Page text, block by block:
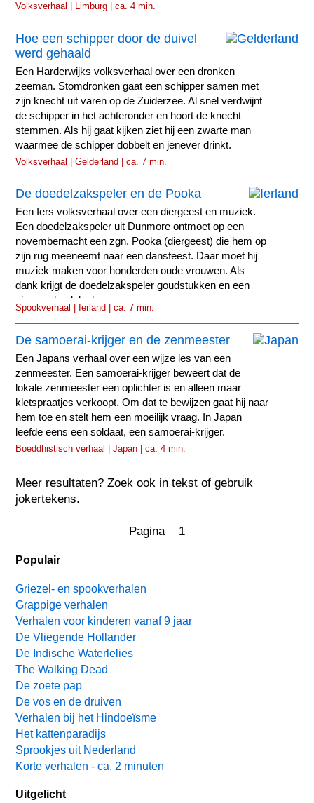
Volksverhaal | Limburg | ca. 4 min.
Hoe een schipper door de duivel
werd gehaald
Een Harderwijks volksverhaal over een dronken
zeeman. Stomdronken gaat een schipper samen met
zijn knecht uit varen op de Zuiderzee. Al snel verdwijnt
de schipper in het achteronder en hoort de knecht
stemmen. Als hij gaat kijken ziet hij een zwarte man
waarmee de schipper dobbelt en jenever drinkt.
Volksverhaal | Gelderland | ca. 7 min.
De doedelzakspeler en de Pooka
Een Iers volksverhaal over een diergeest en muziek.
Een doedelzakspeler uit Dunmore ontmoet op een
novembernacht een zgn. Pooka (diergeest) die hem op
zijn rug meeneemt naar een dansfeest. Daar moet hij
muziek maken voor honderden oude vrouwen. Als
dank krijgt de doedelzakspeler goudstukken en een
nieuwe doedelzak.
Spookverhaal | Ierland | ca. 7 min.
De samoerai-krijger en de zenmeester
Een Japans verhaal over een wijze les van een
zenmeester. Een samoerai-krijger beweert dat de
lokale zenmeester een oplichter is en alleen maar
kletspraatjes verkoopt. Om dat te bewijzen gaat hij naar
hem toe en stelt hem een moeilijk vraag. In Japan
leefde eens een soldaat, een samoerai-krijger.
Boeddhistisch verhaal | Japan | ca. 4 min.
Meer resultaten? Zoek ook in tekst of gebruik
jokertekens.
Pagina 1
Populair
Griezel- en spookverhalen
Grappige verhalen
Verhalen voor kinderen vanaf 9 jaar
De Vliegende Hollander
De Indische Waterlelies
The Walking Dead
De zoete pap
De vos en de druiven
Verhalen bij het Hindoeïsme
Het kattenparadijs
Sprookjes uit Nederland
Korte verhalen - ca. 2 minuten
Uitgelicht